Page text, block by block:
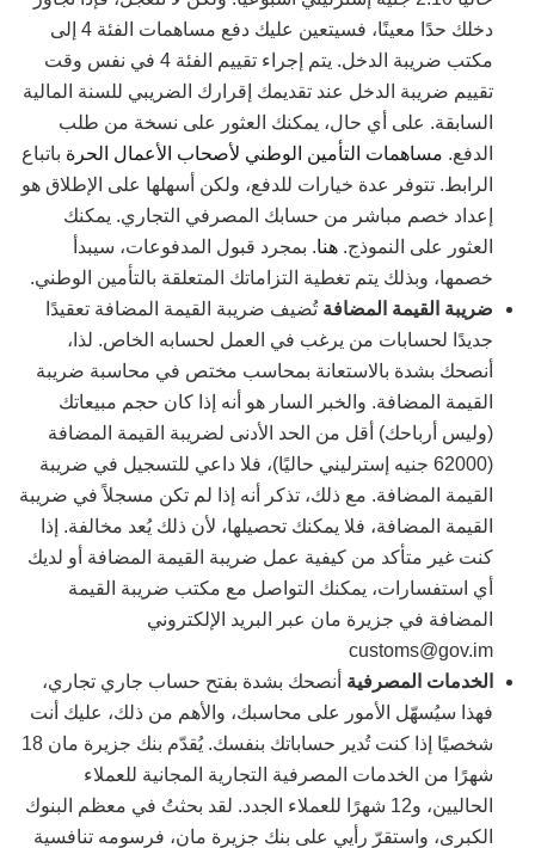
دخلك حدًا معينًا، فسيتعين عليك دفع مساهمات الفئة 4 إلى
مكتب ضريبة الدخل. يتم إجراء تقييم الفئة 4 في نفس وقت
تقييم ضريبة الدخل عند تقديمك إقرارك الضريبي للسنة المالية
السابقة. على أي حال، يمكنك العثور على نسخة من طلب
الدفع. مساهمات التأمين الوطني لأصحاب الأعمال الحرة باتباع
الرابط. تتوفر عدة خيارات للدفع، ولكن أسهلها على الإطلاق هو
إعداد خصم مباشر من حسابك المصرفي التجاري. يمكنك
العثور على النموذج. هنا. بمجرد قبول المدفوعات، سيبدأ
خصمها، وبذلك يتم تغطية التزاماتك المتعلقة بالتأمين الوطني.
ضريبة القيمة المضافة تُضيف ضريبة القيمة المضافة تعقيدًا
جديدًا لحسابات من يرغب في العمل لحسابه الخاص. لذا،
أنصحك بشدة بالاستعانة بمحاسب مختص في محاسبة ضريبة
القيمة المضافة. والخبر السار هو أنه إذا كان حجم مبيعاتك
(وليس أرباحك) أقل من الحد الأدنى لضريبة القيمة المضافة
(62000 جنيه إسترليني حاليًا)، فلا داعي للتسجيل في ضريبة
القيمة المضافة. مع ذلك، تذكر أنه إذا لم تكن مسجلاً في ضريبة
القيمة المضافة، فلا يمكنك تحصيلها، لأن ذلك يُعد مخالفة. إذا
كنت غير متأكد من كيفية عمل ضريبة القيمة المضافة أو لديك
أي استفسارات، يمكنك التواصل مع مكتب ضريبة القيمة
المضافة في جزيرة مان عبر البريد الإلكتروني
customs@gov.im
الخدمات المصرفية أنصحك بشدة بفتح حساب جاري تجاري،
فهذا سيُسهّل الأمور على محاسبك، والأهم من ذلك، عليك أنت
شخصيًا إذا كنت تُدير حساباتك بنفسك. يُقدّم بنك جزيرة مان 18
شهرًا من الخدمات المصرفية التجارية المجانية للعملاء
الحاليين، و12 شهرًا للعملاء الجدد. لقد بحثتُ في معظم البنوك
الكبرى، واستقرّ رأيي على بنك جزيرة مان، فرسومه تنافسية